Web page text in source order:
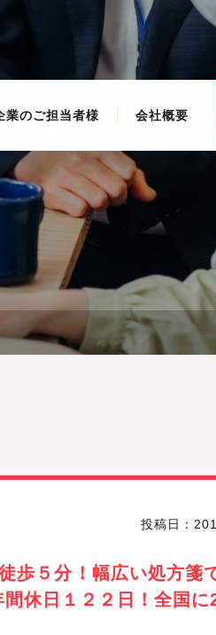
業のご担当者様 会社概要
投稿日：
歩５分！幅広い処方箋
休日１２２日！全国に